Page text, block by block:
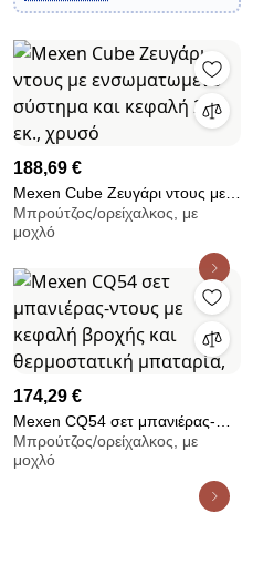
188,69 €
Mexen Cube Ζευγάρι ντους με
ενσωματωμένο σύστημα και
κεφαλή 25 εκ., χρυσό
Μπρούτζος/ορείχαλκος, με
μοχλό
174,29 €
Mexen CQ54 σετ μπανιέρας-
ντους με κεφαλή βροχής και
θερμοστατική μπαταρία,
Μπρούτζος/ορείχαλκος, με
μοχλό